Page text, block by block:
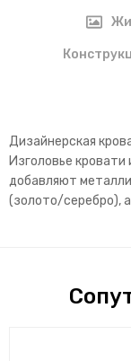
Дизайнерская
Изголовье
добавляют
(золото/серебро),